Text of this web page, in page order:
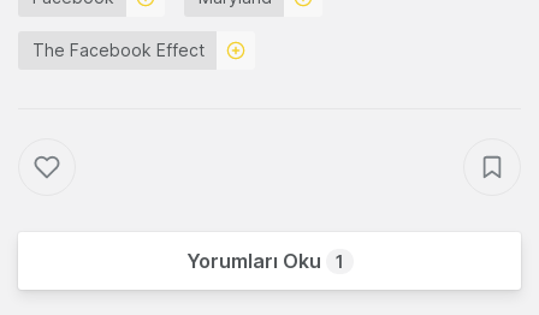
The Facebook Effect
Yorumları Oku 1